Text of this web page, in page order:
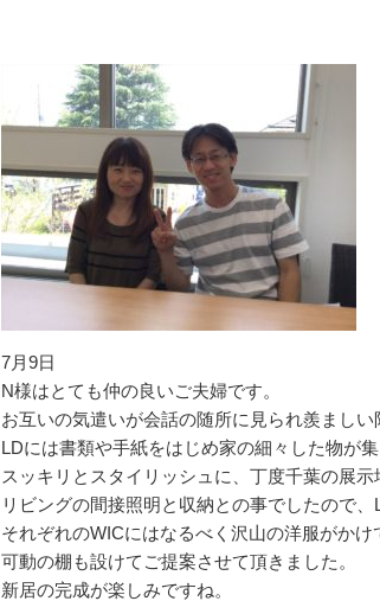
7月9日
N様はとても仲の良いご夫婦です。
お互いの気遣いが会話の随所に見られ羨ましい
LDには書類や手紙をはじめ家の細々した物が
スッキリとスタイリッシュに、丁度千葉の展
リビングの間接照明と収納との事でしたので
それぞれのWICにはなるべく沢山の洋服がか
可動の棚も設けてご提案させて頂きました。
新居の完成が楽しみですね。